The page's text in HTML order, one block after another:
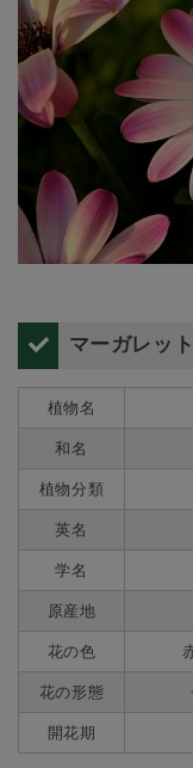
マーガレッ
植物名
和名
植物分類
英名
学名
原産地
花の色
花の形態
開花期